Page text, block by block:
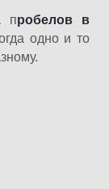
пробелов в
одно и то